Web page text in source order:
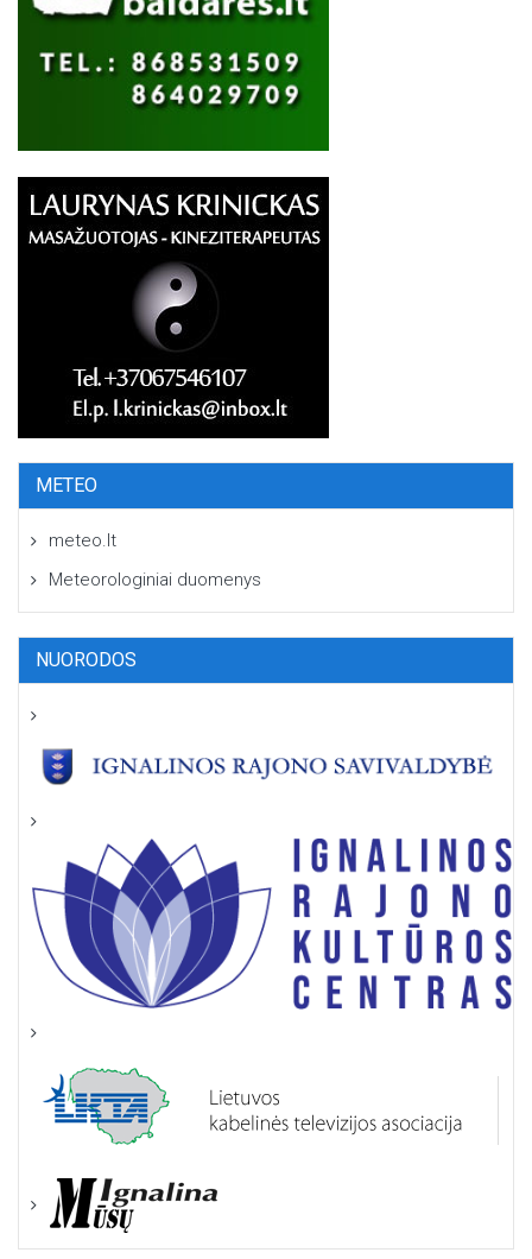
METEO
meteo.lt
Meteorologiniai duomenys
NUORODOS